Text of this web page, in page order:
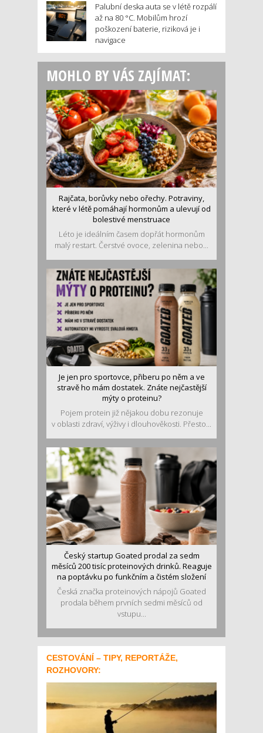
Palubní deska auta se v létě rozpálí
až na 80 °C. Mobilům hrozí
poškození baterie, riziková je i
navigace
MOHLO BY VÁS ZAJÍMAT:
Rajčata, borůvky nebo ořechy. Potraviny,
které v létě pomáhají hormonům a ulevují od
bolestivé menstruace
Léto je ideálním časem dopřát hormonům
malý restart. Čerstvé ovoce, zelenina nebo...
Je jen pro sportovce, přiberu po něm a ve
stravě ho mám dostatek. Znáte nejčastější
mýty o proteinu?
Pojem protein již nějakou dobu rezonuje
v oblasti zdraví, výživy i dlouhověkosti. Přesto...
Český startup Goated prodal za sedm
měsíců 200 tisíc proteinových drinků. Reaguje
na poptávku po funkčním a čistém složení
Česká značka proteinových nápojů Goated
prodala během prvních sedmi měsíců od
vstupu...
CESTOVÁNÍ – TIPY, REPORTÁŽE,
ROZHOVORY: